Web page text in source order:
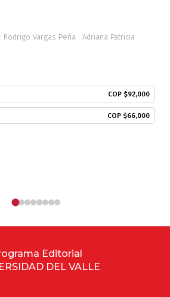
Vargas Peña : Adriana Patricia
COP $92,000
COP $66,000
Editorial
DEL VALLE